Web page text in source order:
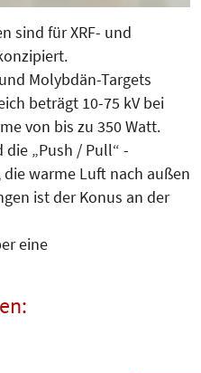
sind für XRF- und
Molybdän-Targets
beträgt 10-75 kV bei
von bis zu 350 Watt.
„Push / Pull“ -
warme Luft nach außen
ist der Konus an der
eine